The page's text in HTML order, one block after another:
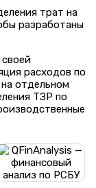
трат на
разработаны
расходов по
отдельном
ТЗР по